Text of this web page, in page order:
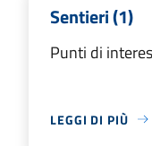
Sentieri (1)
Punti di
LEGGI DI PIÙ